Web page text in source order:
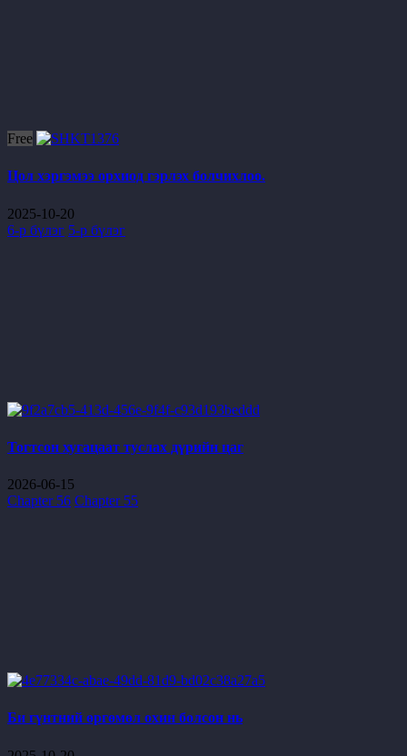
Free
Цол хэргэмээ орхиод гэрлэх болчихлоо.
2025-10-20
6-р бүлэг 5-р бүлэг
Тогтсон хугацаат туслах дүрийн цаг
2026-06-15
Chapter 56 Chapter 55
Би гүнтний өргөмөл охин болсон нь